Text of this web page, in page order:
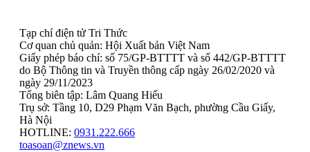
Tạp chí điện tử Tri Thức
Cơ quan chủ quản: Hội Xuất bản Việt Nam
Giấy phép báo chí: số 75/GP-BTTTT và số 442/GP-BTTTT
do Bộ Thông tin và Truyền thông cấp ngày 26/02/2020 và
ngày 29/11/2023
Tổng biên tập: Lâm Quang Hiếu
Trụ sở: Tầng 10, D29 Phạm Văn Bạch, phường Cầu Giấy,
Hà Nội
HOTLINE: 0931.222.666
toasoan@znews.vn